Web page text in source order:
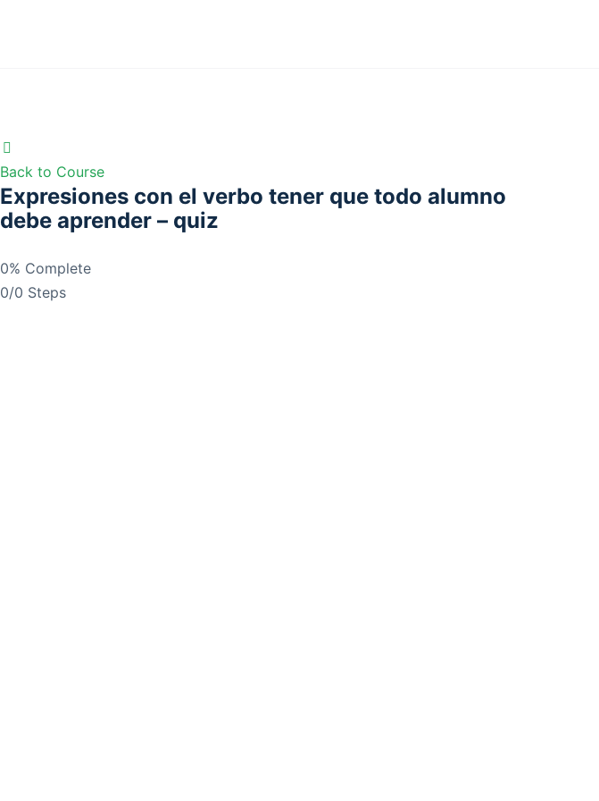
Back to Course
Expresiones con el verbo tener que todo alumno
debe aprender – quiz
0% Complete
0/0 Steps